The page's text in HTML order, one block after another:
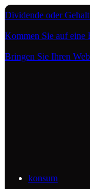
Dividende oder
Kommen Sie auf eine
Bringen Sie Ihren
konsum